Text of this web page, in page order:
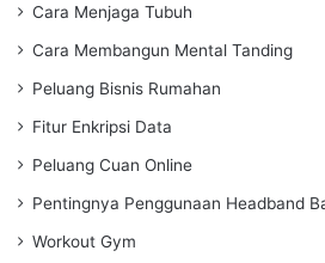
Cara Menjaga Tubuh
Cara Membangun Mental Tanding
Peluang Bisnis Rumahan
Fitur Enkripsi Data
Peluang Cuan Online
Pentingnya Penggunaan Headband
Workout Gym